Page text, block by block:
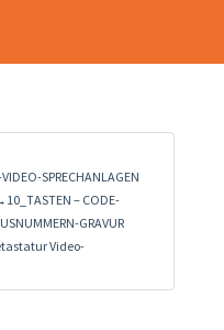
SPRECHANLAGEN
– CODE-
GRAVUR
Video-